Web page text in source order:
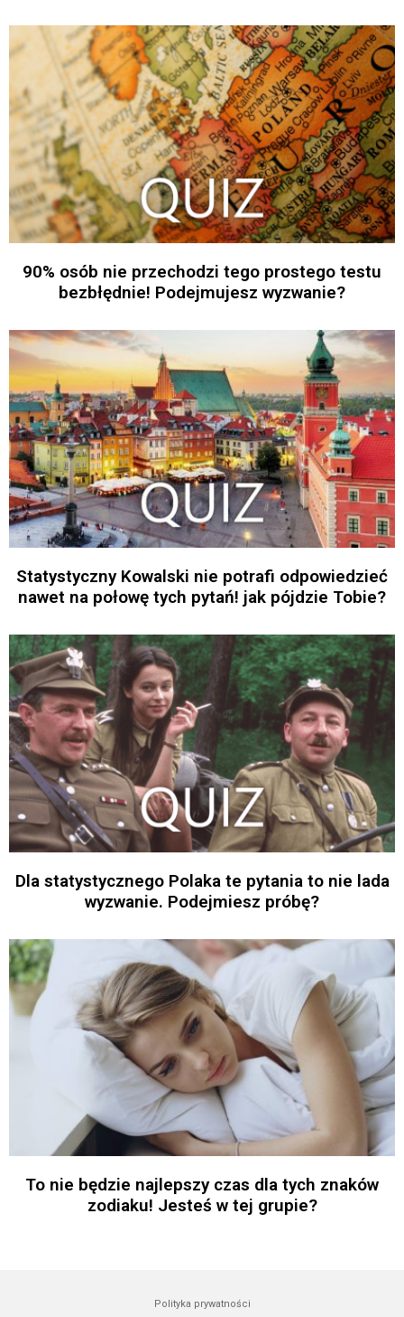
90% osób nie przechodzi tego prostego testu
bezbłędnie! Podejmujesz wyzwanie?
Statystyczny Kowalski nie potrafi odpowiedzieć
nawet na połowę tych pytań! jak pójdzie Tobie?
Dla statystycznego Polaka te pytania to nie lada
wyzwanie. Podejmiesz próbę?
To nie będzie najlepszy czas dla tych znaków
zodiaku! Jesteś w tej grupie?
Polityka prywatności